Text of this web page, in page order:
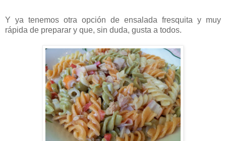
Y ya tenemos otra opción de ensalada fresquita y muy
rápida de preparar y que, sin duda, gusta a todos.